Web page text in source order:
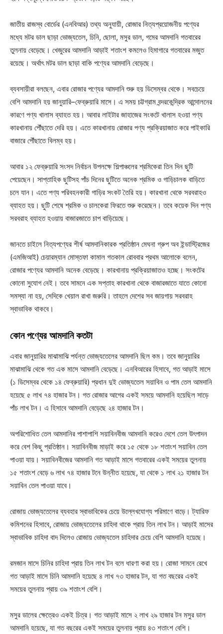
জাতীয় রাজস্ব বোর্ডের (এনবিআর) তথ্য অনুযায়ী, রোজার নিত্যপ্রয়োজনীয় পণ্যের
মধ্যে মটর ডাল ছাড়া ভোজ্যতেল, চিনি, ছোলা, মসুর ডাল, গমের আমদানি গতবারের
তুলনায় বেড়েছে। খেজুরের আমদানি আড়াই শতাংশ কমলেও হিমাগারে গতবারের মজুত
রয়েছে। অর্থাৎ মটর ডাল ছাড়া বাকি পণ্যের আমদানি বেড়েছে।
ব্যবসায়ীরা বলছেন, এবার রোজার পণ্যের আমদানি শুরু হয় ডিসেম্বর থেকে। সবচেয়ে
বেশি আমদানি হয় জানুয়ারি–ফেব্রুয়ারি মাসে। এ সময় চট্টগ্রাম বন্দরকেন্দ্রিক আন্দোলনের
কারণে পণ্য খালাস ব্যাহত হয়। আবার লাইটার জাহাজের সংকটে খালাস হওয়া পণ্য
কারখানায় পৌঁছাতে দেরি হয়। এতে কারখানায় রোজার পণ্য প্রক্রিয়াজাত করে পাইকারি
বাজারে পৌঁছাতে বিলম্ব হয়।
আবার ১২ ফেব্রুয়ারি সংসদ নির্বাচন উপলক্ষে শিল্পাঞ্চলের শ্রমিকেরা তিন দিন ছুটি
পেয়েছেন। সাপ্তাহিক ছুটিসহ পাঁচ দিনের ছুটিতে অনেক শ্রমিক ও গাড়িচালক বাড়িতে
চলে যান। এতে পণ্য পরিবহনকারী গাড়ির সংকট তৈরি হয়। কারখানা থেকে সরবরাহও
ব্যাহত হয়। ছুটি শেষে শ্রমিক ও চালকেরা ফিরতে শুরু করেছেন। তবে কয়েক দিন পণ্য
সরবরাহ ব্যাহত হওয়ায় বাজারজাতে চাপ বাড়িয়েছে।
জানতে চাইলে নিত্যপণ্যের শীর্ষ আমদানিকারক প্রতিষ্ঠান মেঘনা গ্রুপ অব ইন্ডাস্ট্রিজের
(এমজিআই) চেয়ারম্যান মোস্তফা কামাল গতকাল রোববার প্রথম আলোকে বলেন,
রোজার পণ্যের আমদানি অনেক বেড়েছে। কারখানায় প্রক্রিয়াজাতও হচ্ছে। সংকটের
কোনো সুযোগ নেই। তবে সামনে এক সপ্তাহ কারখানা থেকে বাজারজাতে যাতে কোনো
সমস্যা না হয়, সেদিকে খেয়াল রাখা জরুরি। তাহলে দেশের সব জায়গায় সরবরাহ
স্বাভাবিক থাকবে।
কোন পণ্যের আমদানি কতটা
এবার জানুয়ারির মাঝামাঝি পর্যন্ত ভোজ্যতেলের আমদানি ছিল কম। তবে জানুয়ারির
মাঝামাঝি থেকে গত এক মাসে আমদানি বেড়েছে। এনবিআরের হিসাবে, গত আড়াই মাসে
(১ ডিসেম্বর থেকে ১৪ ফেব্রুয়ারি) প্রধান দুই ভোজ্যতেল সয়াবিন ও পাম তেল আমদানি
হয়েছে ৫ লাখ ৭৪ হাজার টন। গত রোজার আগের একই সময়ে আমদানি হয়েছিল সাড়ে
পাঁচ লাখ টন। এ হিসাবে আমদানি বেড়েছে ২৪ হাজার টন।
অপরিশোধিত তেল আমদানির পাশাপাশি সয়াবিনবীজ আমদানি করেও দেশে তেল উৎপাদন
করে বেশ কিছু প্রতিষ্ঠান। সয়াবিনবীজ মাড়াই করে ১৫ থেকে ১৮ শতাংশ সয়াবিন তেল
পাওয়া যায়। সয়াবিনবীজের আমদানি গত আড়াই মাসে গতবারের একই সময়ের তুলনায়
১৫ শতাংশ বেড়ে ৬ লাখ ৭৪ হাজার টনে উন্নীত হয়েছে, যা থেকে ১ লাখ ২১ হাজার টন
সয়াবিন তেল পাওয়া যাবে।
রোজায় ভোজ্যতেলের ব্যবহার স্বাভাবিকের চেয়ে উল্লেখযোগ্য পরিমাণে বাড়ে। ট্যারিফ
কমিশনের হিসাবে, রোজায় ভোজ্যতেলের চাহিদা থাকে প্রায় তিন লাখ টন। আড়াই মাসের
স্বাভাবিক চাহিদা বাদ দিলেও রোজায় ভোজ্যতেল চাহিদার চেয়ে বেশি আমদানি হয়েছে।
রমজান মাসে চিনির চাহিদা প্রায় তিন লাখ টন বলে ধারণা করা হয়। রোজা সামনে রেখে
গত আড়াই মাসে চিনি আমদানি হয়েছে ৪ লাখ ৭৩ হাজার টন, যা গত বছরের একই
সময়ের তুলনায় প্রায় ৩৯ শতাংশ বেশি।
মসুর ডালের ক্ষেত্রেও একই চিত্র। গত আড়াই মাসে ২ লাখ ২৯ হাজার টন মসুর ডাল
আমদানি হয়েছে, যা গত বছরের একই সময়ের তুলনায় প্রায় ৪৩ শতাংশ বেশি।